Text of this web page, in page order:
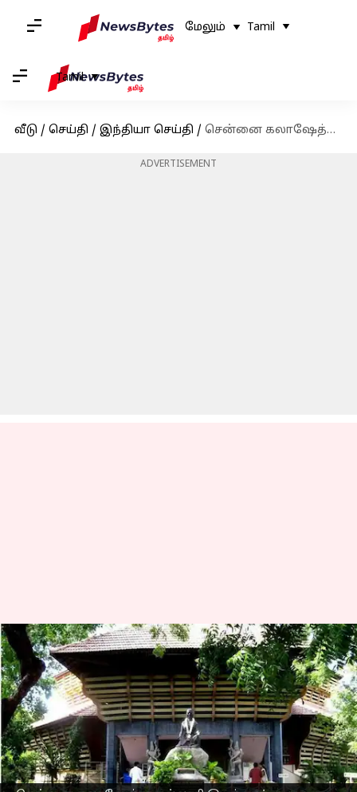
மேலும் Tamil
Tamil
வீடு / செய்தி / இந்தியா செய்தி / சென்னை கலாஷேத்ரா கல்லூரி இயக்குநர், துணை இயக்குநர் திங்கட்கிழமை ஆஜராக உத்தரவு
ADVERTISEMENT
சென்னை கலாஷேத்ரா
கல்லூரி இயக்குநர்,
துணை இயக்குநர்
திங்கட்கிழமை ஆஜராக
உத்தரவு
எழுதியவர் Nivetha P Apr 01, 2023 07:47 pm